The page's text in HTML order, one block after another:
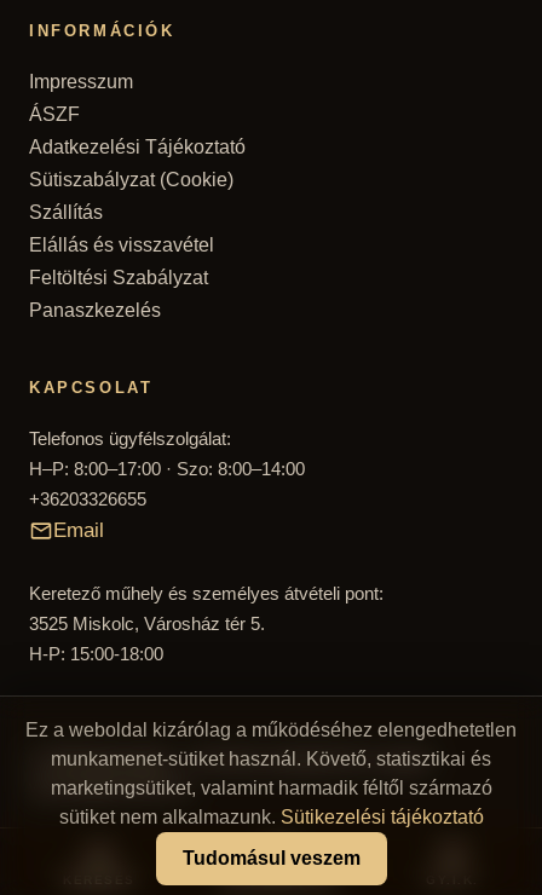
INFORMÁCIÓK
Impresszum
ÁSZF
Adatkezelési Tájékoztató
Sütiszabályzat (Cookie)
Szállítás
Elállás és visszavétel
Feltöltési Szabályzat
Panaszkezelés
KAPCSOLAT
Telefonos ügyfélszolgálat:
H–P: 8:00–17:00 · Szo: 8:00–14:00
+36203326655
Email
Keretező műhely és személyes átvételi pont:
3525 Miskolc, Városház tér 5.
H-P: 15:00-18:00
© 2026 Reprostúdió — Festmény reprodukciók és egyedi
vászonképek 2007 óta
Ez a weboldal kizárólag a működéséhez elengedhetetlen
munkamenet-sütiket használ. Követő, statisztikai és
marketingsütiket, valamint harmadik féltől származó
sütiket nem alkalmazunk. Sütikezelési tájékoztató
Tudomásul veszem